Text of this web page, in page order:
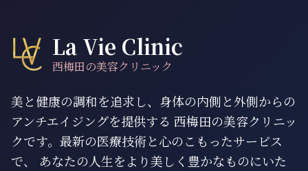
La Vie Clinic
西梅田の美容クリニック
美と健康の調和を追求し、身体の内側と外側からの
アンチエイジングを提供する 西梅田の美容クリニッ
クです。最新の医療技術と心のこもったサービス
で、 あなたの人生をより美しく豊かなものにいた